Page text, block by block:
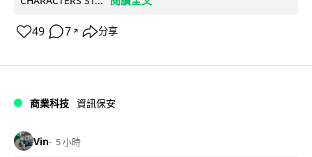
49 7 ↗ 分享
商業科技 資訊保安
Vin 5 小時